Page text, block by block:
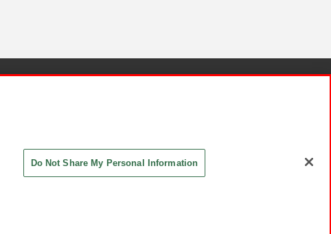
Do Not Share My Personal Information